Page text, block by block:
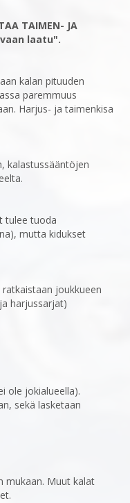
TAIMEN- JA
vaan laatu".
kalan pituuden
paremmuus
Harjus- ja ‎taimenkisa
kalastussääntöjen
tulee tuoda
mutta kidukset
joukkueen
‎harjussarjat)
ole jokialueella).
sekä lasketaan
mukaan. Muut kalat